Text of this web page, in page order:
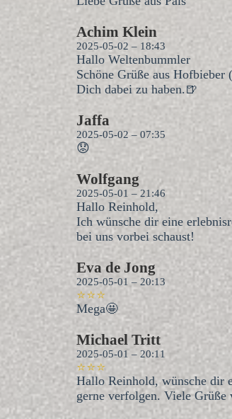
Achim Klein
2025-05-02 – 18:43
Hallo Weltenbummler
Schöne Grüße aus
Dich dabei zu haben.🍺
Jaffa
2025-05-02 – 07:35
😟
Wolfgang
2025-05-01 – 21:46
Hallo Reinhold,
Ich wünsche dir eine
bei uns vorbei schaust!
Eva de Jong
2025-05-01 – 20:13
⭐⭐⭐
Mega🤩
Michael Tritt
2025-05-01 – 20:11
⭐⭐⭐
Hallo Reinhold, wünsche dir
gerne verfolgen. Viele Grüße